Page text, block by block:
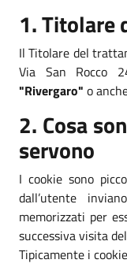
1. Titolare
Il Titolare del
Via San Rocco
"Rivergaro" o
2. Cosa
servono
I cookie sono
dall’utente
memorizzati per
successiva visita
Tipicamente i